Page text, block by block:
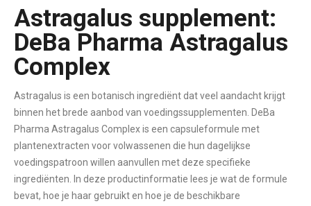
Astragalus supplement:
DeBa Pharma Astragalus
Complex
Astragalus is een botanisch ingrediënt dat veel aandacht krijgt
binnen het brede aanbod van voedingssupplementen. DeBa
Pharma Astragalus Complex is een capsuleformule met
plantenextracten voor volwassenen die hun dagelijkse
voedingspatroon willen aanvullen met deze specifieke
ingrediënten. In deze productinformatie lees je wat de formule
bevat, hoe je haar gebruikt en hoe je de beschikbare